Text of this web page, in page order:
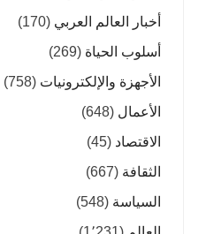
أخبار العالم العربي (170)
أسلوب الحياة (269)
الأجهزة والإلكترونيات (758)
الأعمال (648)
الاقتصاد (45)
الثقافة (667)
السياسة (548)